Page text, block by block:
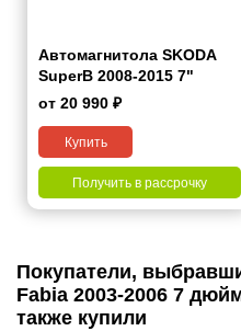
Автомагнитола SKODA
SuperB 2008-2015 7"
от 20 990 ₽
Купить
Получить в рассрочку
Покупатели,
Fabia 2003-2006 7
также купили